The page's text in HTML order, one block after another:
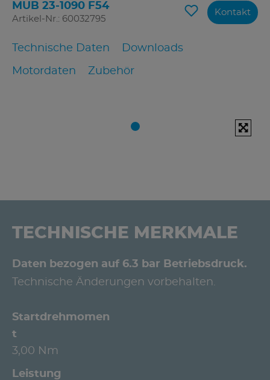
MUB 23-1090 F54
Artikel-Nr.: 60032795
Technische Daten Downloads
Motordaten Zubehör
Kontakt
TECHNISCHE MERKMALE
Daten bezogen auf 6.3 bar Betriebsdruck.
Technische Änderungen vorbehalten.
Startdrehmomen
t
3,00 Nm
Leistung